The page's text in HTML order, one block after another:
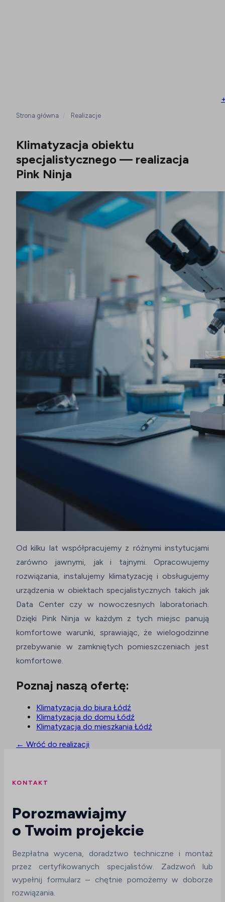
Strona główna / Realizacje
Klimatyzacja obiektu
specjalistycznego — realizacja
Pink Ninja
Od kilku lat współpracujemy z różnymi instytucjami
zarówno jawnymi, jak i tajnymi. Opracowujemy
rozwiązania, instalujemy klimatyzację i obsługujemy
urządzenia w obiektach specjalistycznych takich jak
Data Center czy w nowoczesnych laboratoriach.
Dzięki Pink Ninja w każdym z tych miejsc panują
komfortowe warunki, sprawiając, że wielogodzinne
przebywanie w zamkniętych pomieszczeniach jest
komfortowe.
Poznaj naszą ofertę:
Klimatyzacja do biura Łódź
Klimatyzacja do domu Łódź
Klimatyzacja do mieszkania Łódź
← Wróć do realizacji
KONTAKT
Porozmawiajmy
o Twoim projekcie
Bezpłatna wycena, doradztwo techniczne i montaż
przez certyfikowanych specjalistów. Zadzwoń lub
wypełnij formularz – chętnie pomożemy w doborze
rozwiązania.